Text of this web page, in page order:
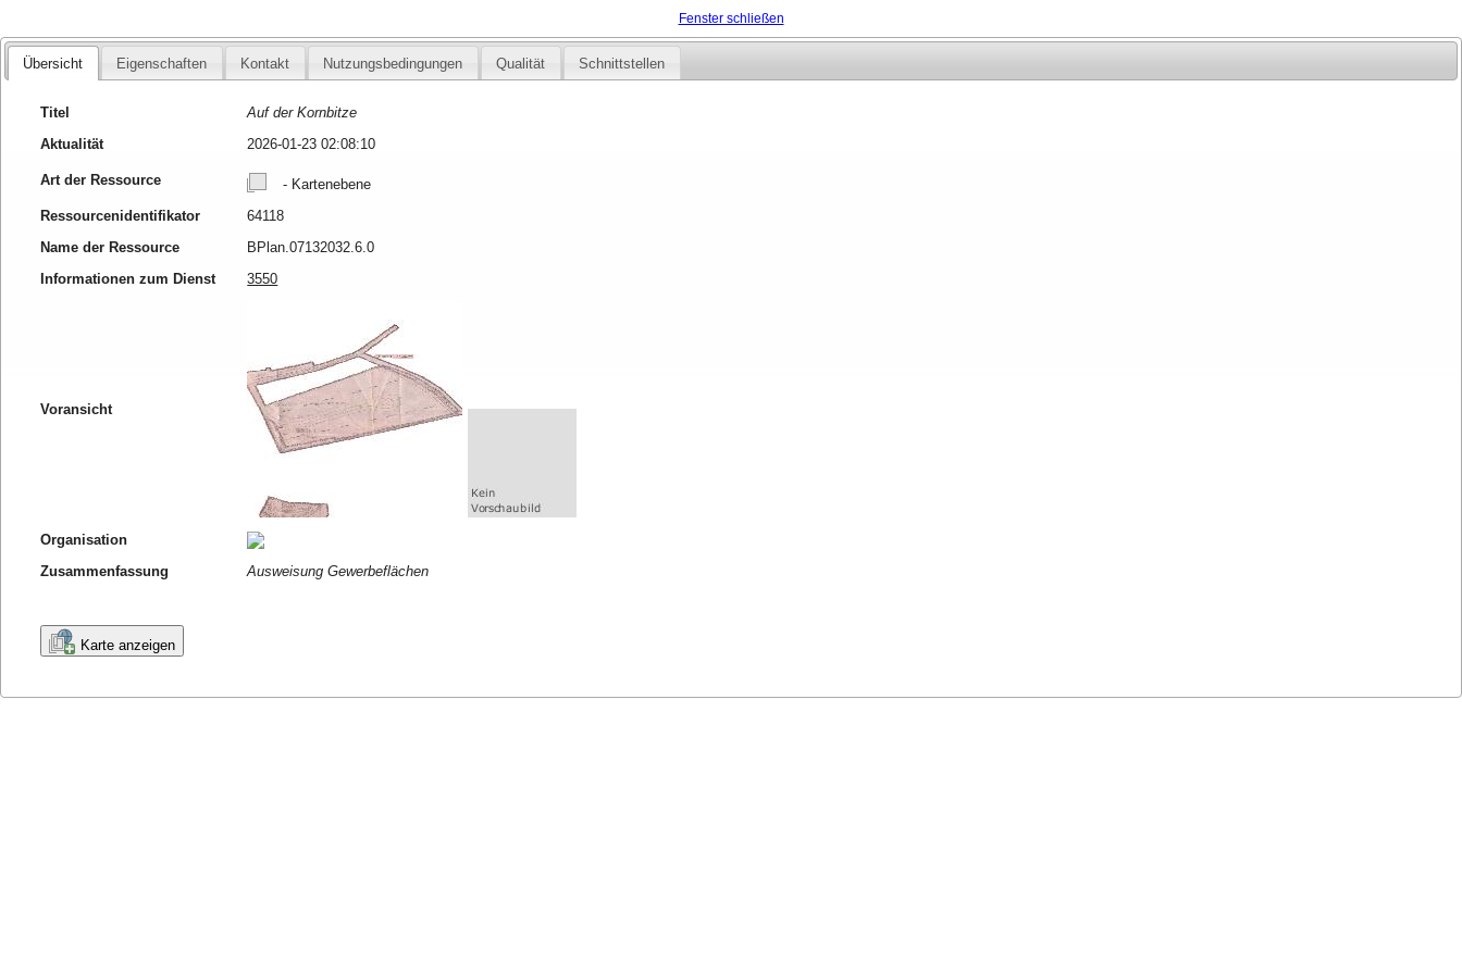
Fenster schließen
Übersicht Eigenschaften Kontakt Nutzungsbedingungen Qualität Schnittstellen
Titel
Auf der Kornbitze
Aktualität
2026-01-23 02:08:10
Art der Ressource
- Kartenebene
Ressourcenidentifikator
64118
Name der Ressource
BPlan.07132032.6.0
Informationen zum Dienst
3550
Voransicht
Organisation
Zusammenfassung
Ausweisung Gewerbeflächen
Karte anzeigen